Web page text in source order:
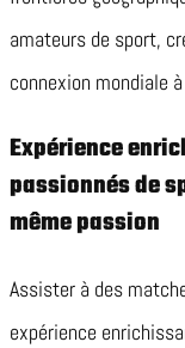
amateurs de sport,
connexion mondiale
Expérience
passionnés de
même passion
Assister à des
expérience